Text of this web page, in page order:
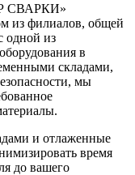
СВАРКИ»
из филиалов, общей
одной из
в
складами,
мы
и отлаженные
время
до вашего